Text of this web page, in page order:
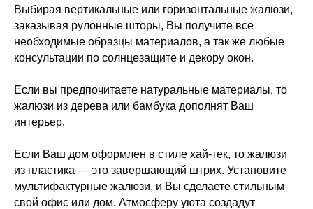
Выбирая вертикальные или горизонтальные жалюзи,
заказывая рулонные шторы, Вы получите все
необходимые образцы материалов, а так же любые
консультации по солнцезащите и декору окон.
Если вы предпочитаете натуральные материалы, то
жалюзи из дерева или бамбука дополнят Ваш
интерьер.
Если Ваш дом оформлен в стиле хай-тек, то жалюзи
из пластика — это завершающий штрих. Установите
мультифактурные жалюзи, и Вы сделаете стильным
свой офис или дом. Атмосферу уюта создадут